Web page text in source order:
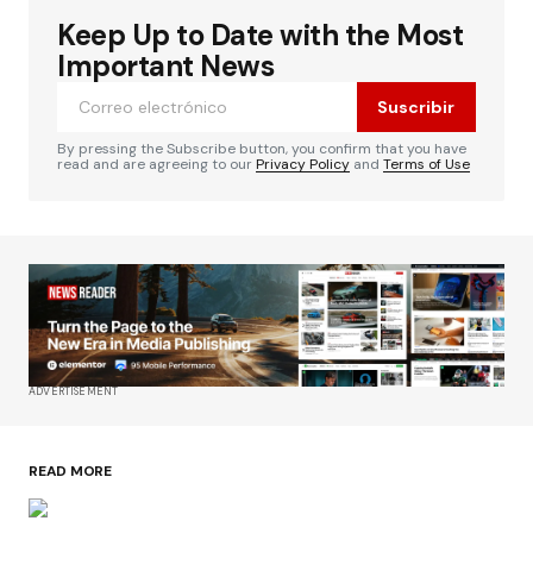
Keep Up to Date with the Most
Important News
Suscribir
By pressing the Subscribe button, you confirm that you have
read and are agreeing to ourPrivacy Policy and Terms of Use
ADVERTISEMENT
READ MORE